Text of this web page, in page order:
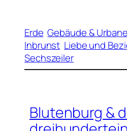
Erde Gebäude &
Inbrunst Liebe und
Sechszeiler
Blutenburg &